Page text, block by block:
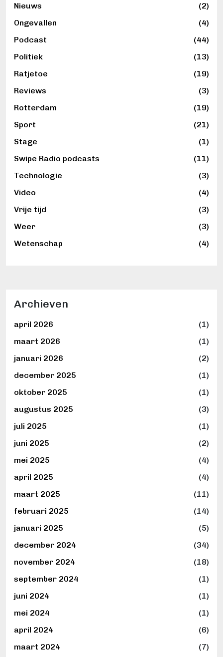
Nieuws
(2)
Ongevallen
(4)
Podcast
(44)
Politiek
(13)
Ratjetoe
(19)
Reviews
(3)
Rotterdam
(19)
Sport
(21)
Stage
(1)
Swipe Radio podcasts
(11)
Technologie
(3)
Video
(4)
Vrije tijd
(3)
Weer
(3)
Wetenschap
(4)
Archieven
april 2026
(1)
maart 2026
(1)
januari 2026
(2)
december 2025
(1)
oktober 2025
(1)
augustus 2025
(3)
juli 2025
(1)
juni 2025
(2)
mei 2025
(4)
april 2025
(4)
maart 2025
(11)
februari 2025
(14)
januari 2025
(5)
december 2024
(34)
november 2024
(18)
september 2024
(1)
juni 2024
(1)
mei 2024
(1)
april 2024
(6)
maart 2024
(7)